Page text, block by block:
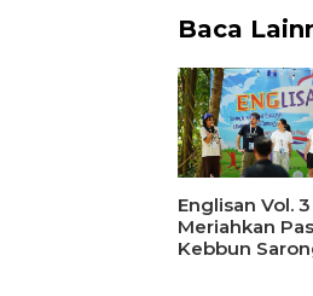
Baca
Englisan Vol. 3
Meriahkan
Kebbun